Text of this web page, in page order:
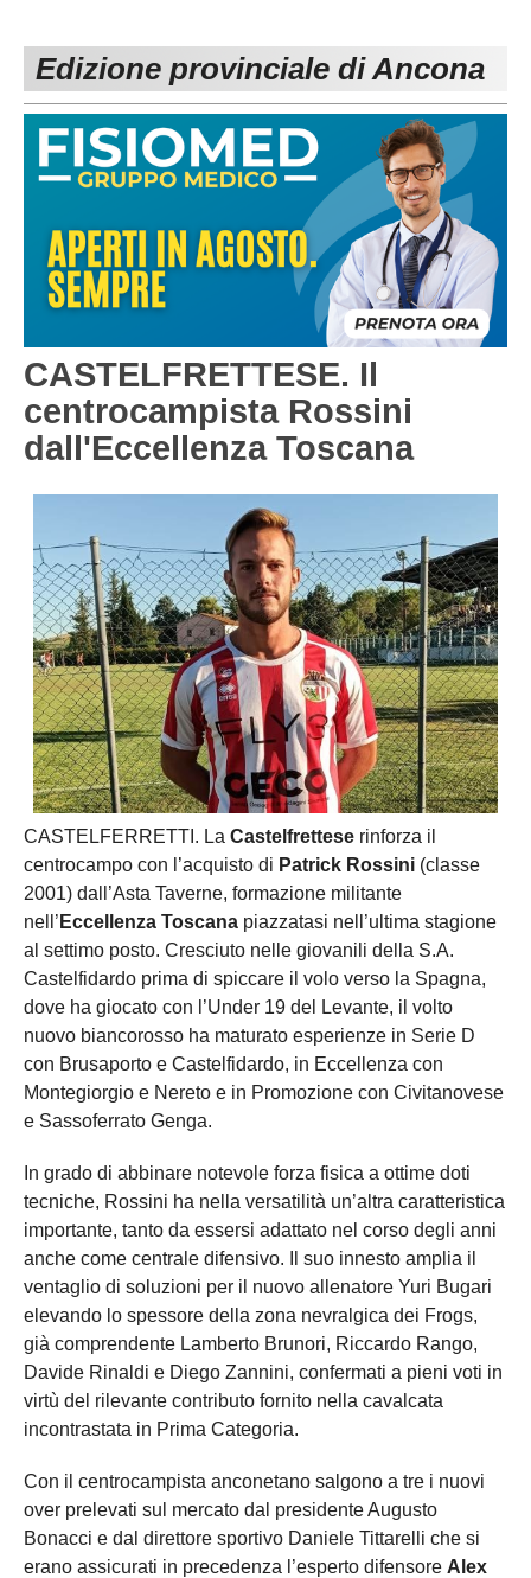
Carica la tua Rosa
1^ CATEGORIA
2^ CATEGORIA
3^ CATEGORIA
Edizione provinciale di Ancona
CASTELFRETTESE. Il
centrocampista Rossini
dall'Eccellenza Toscana
CASTELFERRETTI. La Castelfrettese rinforza il
centrocampo con l’acquisto di Patrick Rossini (classe
2001) dall’Asta Taverne, formazione militante
nell’ Eccellenza Toscana piazzatasi nell’ultima stagione
al settimo posto. Cresciuto nelle giovanili della S.A.
Castelfidardo prima di spiccare il volo verso la Spagna,
dove ha giocato con l’Under 19 del Levante, il volto
nuovo biancorosso ha maturato esperienze in Serie D
con Brusaporto e Castelfidardo, in Eccellenza con
Montegiorgio e Nereto e in Promozione con Civitanovese
e Sassoferrato Genga.
In grado di abbinare notevole forza fisica a ottime doti
tecniche, Rossini ha nella versatilità un’altra caratteristica
importante, tanto da essersi adattato nel corso degli anni
anche come centrale difensivo. Il suo innesto amplia il
ventaglio di soluzioni per il nuovo allenatore Yuri Bugari
elevando lo spessore della zona nevralgica dei Frogs,
già comprendente Lamberto Brunori, Riccardo Rango,
Davide Rinaldi e Diego Zannini, confermati a pieni voti in
virtù del rilevante contributo fornito nella cavalcata
incontrastata in Prima Categoria.
Con il centrocampista anconetano salgono a tre i nuovi
over prelevati sul mercato dal presidente Augusto
Bonacci e dal direttore sportivo Daniele Tittarelli che si
erano assicurati in precedenza l’esperto difensore Alex